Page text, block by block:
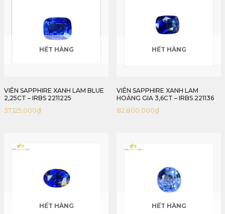
HẾT HÀNG
VIÊN SAPPHIRE XANH LAM BLUE
2,25CT – IRBS 2211225
37,125,000₫
HẾT HÀNG
VIÊN SAPPHIRE XANH LAM
HOÀNG GIA 3,6CT – IRBS 221136
82,800,000₫
HẾT HÀNG HẾT HÀNG